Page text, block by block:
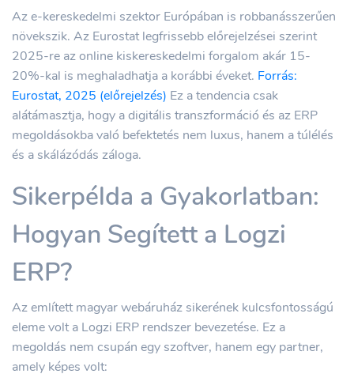
Az e-kereskedelmi szektor Európában is robbanásszerűen
növekszik. Az Eurostat legfrissebb előrejelzései szerint
2025-re az online kiskereskedelmi forgalom akár 15-
20%-kal is meghaladhatja a korábbi éveket. Forrás:
Eurostat, 2025 (előrejelzés) Ez a tendencia csak
alátámasztja, hogy a digitális transzformáció és az ERP
megoldásokba való befektetés nem luxus, hanem a túlélés
és a skálázódás záloga.
Sikerpélda a Gyakorlatban:
Hogyan Segített a Logzi
ERP?
Az említett magyar webáruház sikerének kulcsfontosságú
eleme volt a Logzi ERP rendszer bevezetése. Ez a
megoldás nem csupán egy szoftver, hanem egy partner,
amely képes volt: